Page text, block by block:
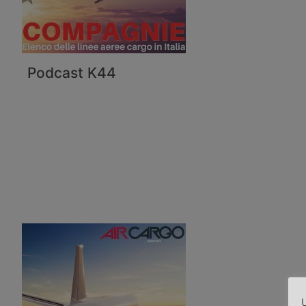
Podcast K44